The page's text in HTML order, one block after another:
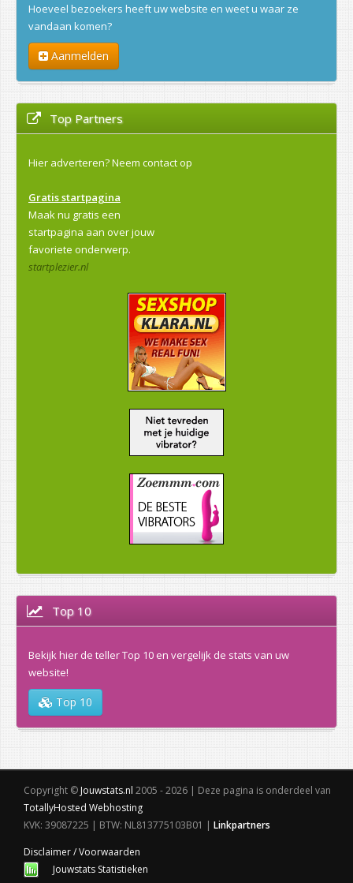
Hoeveel bezoekers heeft uw website en weet u waar ze
vandaan komen?
Aanmelden
Top Partners
Hier adverteren?Neem contact op
Gratis startpagina
Maak nu gratis een
startpagina aan over jouw
favoriete onderwerp.
startplezier.nl
Top 10
Bekijk hier de teller Top 10 en vergelijk de stats van uw
website!
Top 10
Copyright © Jouwstats.nl 2005 - 2026 | Deze pagina is onderdeel van
TotallyHosted Webhosting
KVK: 39087225 | BTW: NL813775103B01 | Linkpartners
Disclaimer / Voorwaarden
Jouwstats Statistieken